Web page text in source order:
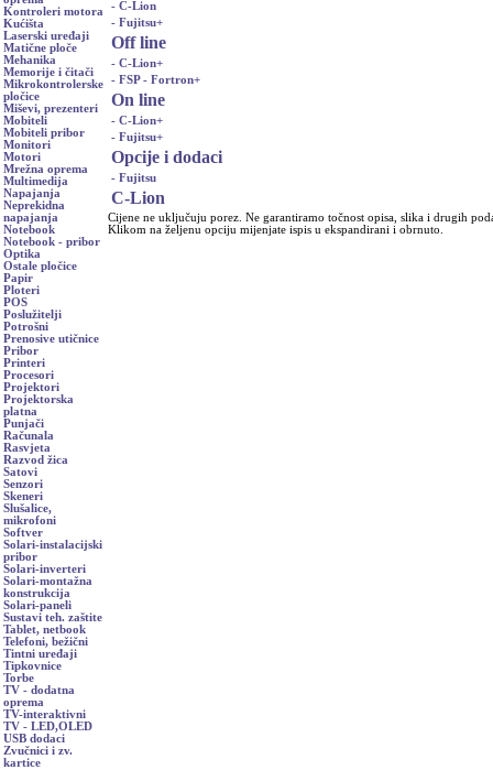
Kontroleri motora
Kućišta
Laserski uređaji
Matične ploče
Mehanika
Memorije i čitači
Mikrokontrolerske
pločice
Miševi, prezenteri
Mobiteli
Mobiteli pribor
Monitori
Motori
Mrežna oprema
Multimedija
Napajanja
Neprekidna
napajanja
Notebook
Notebook - pribor
Optika
Ostale pločice
Papir
Ploteri
POS
Poslužitelji
Potrošni
Prenosive utičnice
Pribor
Printeri
Procesori
Projektori
Projektorska
platna
Punjači
Računala
Rasvjeta
Razvod žica
Satovi
Senzori
Skeneri
Slušalice,
mikrofoni
Softver
Solari-instalacijski
pribor
Solari-inverteri
Solari-montažna
konstrukcija
Solari-paneli
Sustavi teh. zaštite
Tablet, netbook
Telefoni, bežični
Tintni uređaji
Tipkovnice
Torbe
TV - dodatna
oprema
TV-interaktivni
TV - LED,OLED
USB dodaci
Zvučnici i zv.
kartice
- C-Lion
- Fujitsu+
Off line
- C-Lion+
- FSP - Fortron+
On line
- C-Lion+
- Fujitsu+
Opcije i dodaci
- Fujitsu
C-Lion
Cijene ne uključuju porez. Ne garantiramo točnost opisa, slika i drugih
Klikom na željenu opciju mijenjate ispis u ekspandirani i obrnuto.